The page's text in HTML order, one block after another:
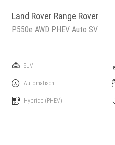
Land Rover Range Rover
P550e AWD PHEV Auto SV
SUV
Automatisch
Hybride (PHEV)